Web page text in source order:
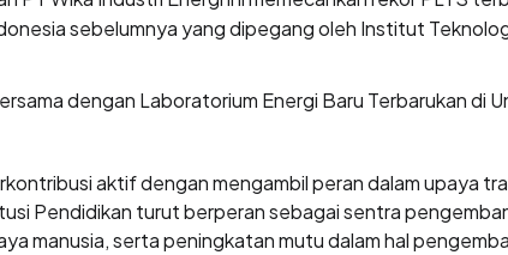
sebelumnya yang dipegang oleh Institut
dengan Laboratorium Energi Baru Terbarukan di
aktif dengan mengambil peran dalam upaya
Pendidikan turut berperan sebagai sentra
manusia, serta peningkatan mutu dalam hal